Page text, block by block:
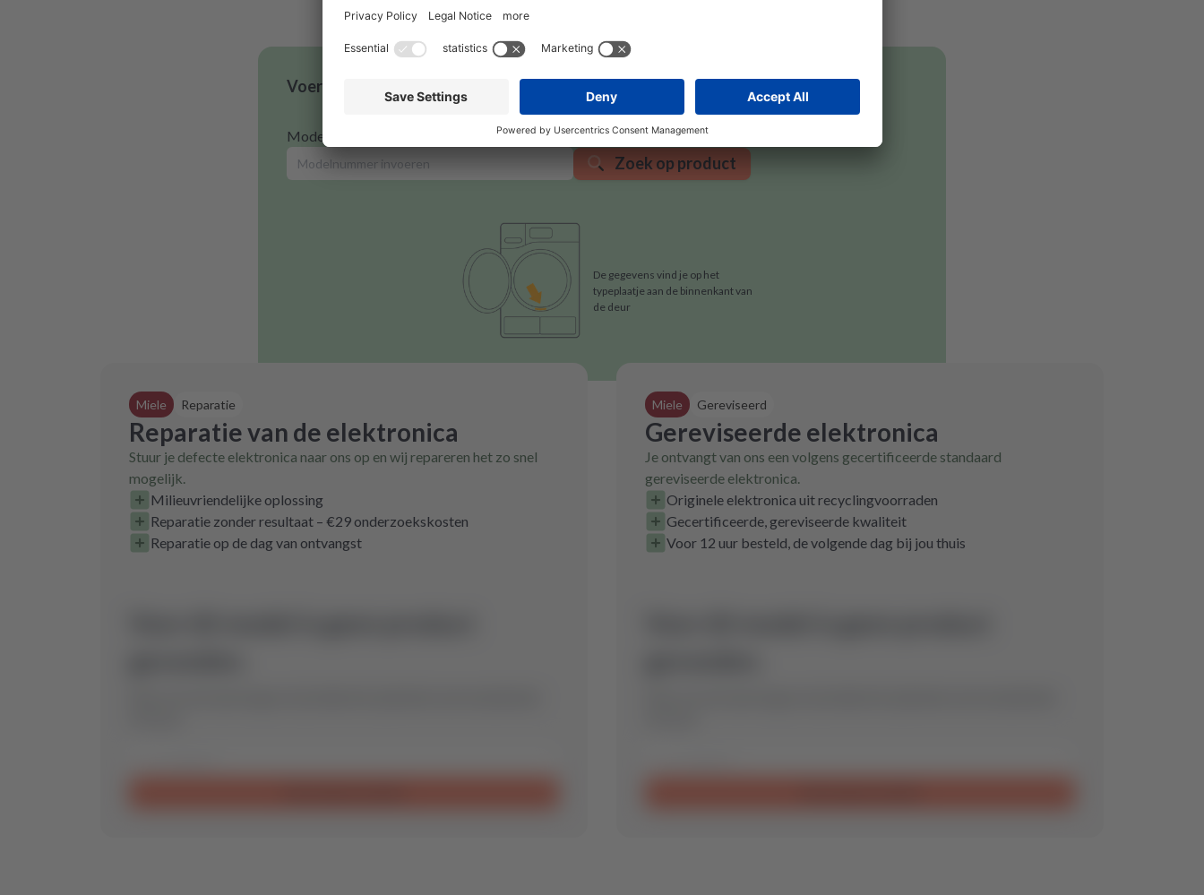
Voer je modelnummer in om de juiste producten te vinden.
Modelnummer
Zoek op product
De gegevens vind je op het
typeplaatje aan de binnenkant van
de deur
Miele Reparatie
Reparatie van de elektronica
Stuur je defecte elektronica naar ons op en wij repareren het zo snel
mogelijk.
Milieuvriendelijke oplossing
Reparatie zonder resultaat – €29 onderzoekskosten
Reparatie op de dag van ontvangst
Miele Gereviseerd
Gereviseerde elektronica
Je ontvangt van ons een volgens gecertificeerde standaard
gereviseerde elektronica.
Originele elektronica uit recyclingvoorraden
Gecertificeerde, gereviseerde kwaliteit
Voor 12 uur besteld, de volgende dag bij jou thuis